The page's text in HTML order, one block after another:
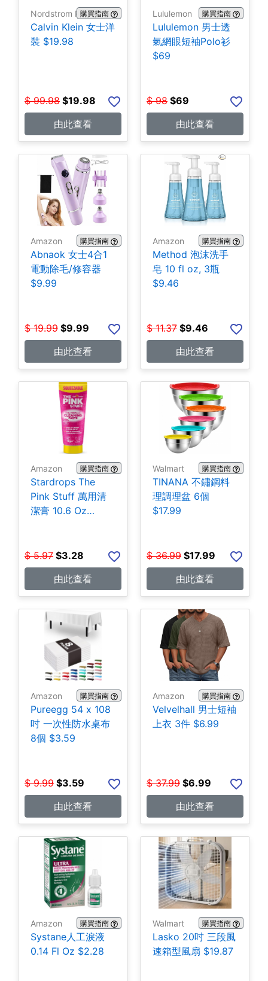
Nordstrom Rack購買指南
Calvin Klein 女士洋
裝 $19.98
$ 99.98 $19.98
由此查看
Lululemon 購買指南
Lululemon 男士透
氣網眼短袖Polo衫
$69
$ 98 $69
由此查看
Amazon 購買指南
Abnaok 女士4合1
電動除毛/修容器
$9.99
$ 19.99 $9.99
由此查看
Amazon 購買指南
Method 泡沫洗手
皂 10 fl oz, 3瓶
$9.46
$ 11.37 $9.46
由此查看
Amazon 購買指南
Stardrops The
Pink Stuff 萬用清
潔膏 10.6 Oz
$ 5.97 $3.28
由此查看
Walmart 購買指南
TINANA 不鏽鋼料
理調理盆 6個
$17.99
$ 36.99 $17.99
由此查看
Amazon 購買指南
Pureegg 54 x 108
吋 一次性防水桌布
8個 $3.59
$ 9.99 $3.59
由此查看
Amazon 購買指南
Velvelhall 男士短袖
上衣 3件 $6.99
$ 37.99 $6.99
由此查看
Amazon 購買指南
Systane人工淚液
0.14 Fl Oz $2.28
Walmart 購買指南
Lasko 20吋 三段風
速箱型風扇 $19.87